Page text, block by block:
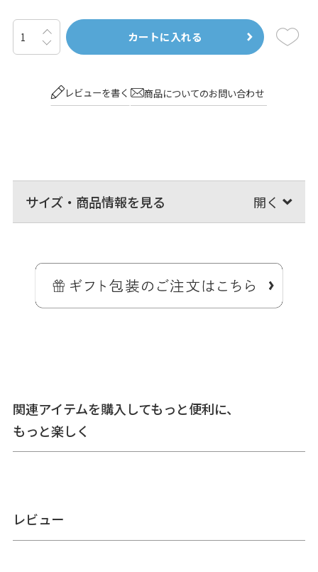
)
カートに入れる
レビューを書く 商品についてのお問い合わせ
サイズ・商品情報を見る
幅2cm、長さ最大140cmまで調整可能なショルダーバッグ用の合皮素
材のベルトです。
お手持ちのDカンがついたバッグなどに取り付けられます。幅が広めな
関連アイテムを購入してもっと便利に、
もっと楽しく
レビュー